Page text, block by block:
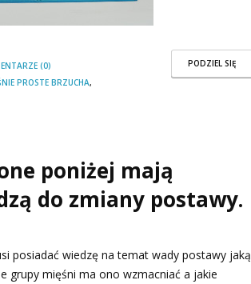
PODZIEL SIĘ
(0)
PROSTE BRZUCHA,
poniżej mają
do zmiany postawy.
posiadać wiedzę na temat wady postawy jaką
grupy mięśni ma ono wzmacniać a jakie